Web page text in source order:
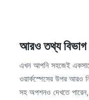
আরও তথ্য
এখন আপনি সহজেই
ওয়ার্কস্পেসের উপর আরও
সহ অপশনও দেখতে পারেন,